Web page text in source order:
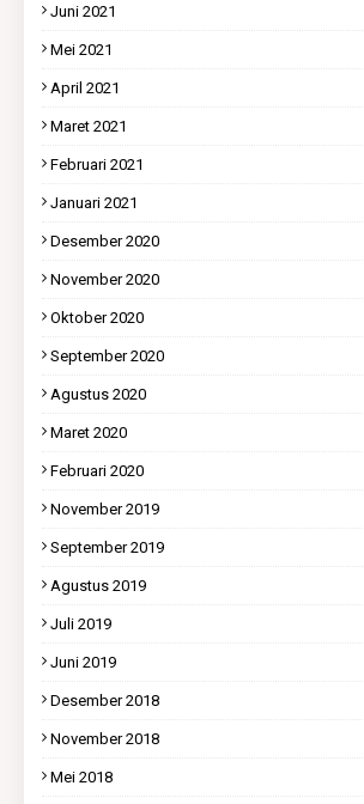
Juni 2021
Mei 2021
April 2021
Maret 2021
Februari 2021
Januari 2021
Desember 2020
November 2020
Oktober 2020
September 2020
Agustus 2020
Maret 2020
Februari 2020
November 2019
September 2019
Agustus 2019
Juli 2019
Juni 2019
Desember 2018
November 2018
Mei 2018